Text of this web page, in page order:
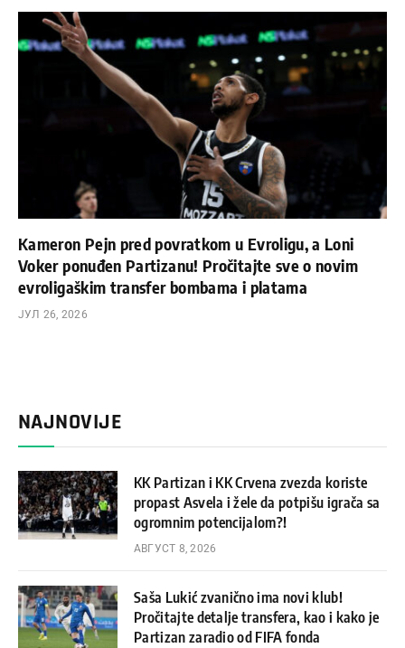
Kameron Pejn pred povratkom u Evroligu, a Loni
Voker ponuđen Partizanu! Pročitajte sve o novim
evroligaškim transfer bombama i platama
ЈУЛ 26, 2026
NAJNOVIJE
KK Partizan i KK Crvena zvezda koriste
propast Asvela i žele da potpišu igrača sa
ogromnim potencijalom?!
АВГУСТ 8, 2026
Saša Lukić zvanično ima novi klub!
Pročitajte detalje transfera, kao i kako je
Partizan zaradio od FIFA fonda